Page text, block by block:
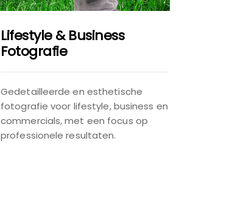
Lifestyle & Business
Fotografie
Gedetailleerde en esthetische
fotografie voor lifestyle, business en
commercials, met een focus op
professionele resultaten.